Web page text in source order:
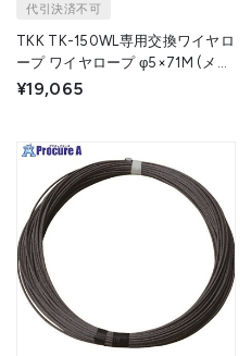
代引決済不可
TKK TK-150WL専用交換ワイヤロ
ープ ワイヤロープ φ5×71M (メッ
キ) 5X71M TK150WL 1本 ▼116-
¥19,065